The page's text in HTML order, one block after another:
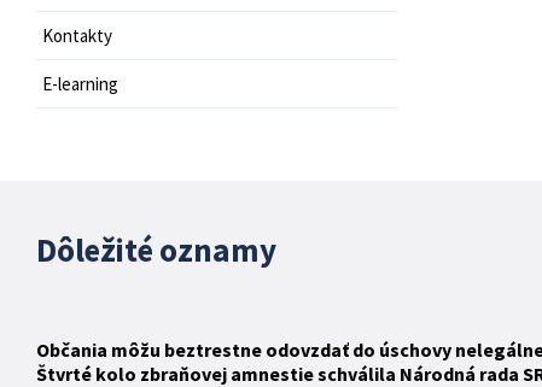
Kontakty
E-learning
Dôležité oznamy
Občania môžu beztrestne odovzdať do úschovy
Štvrté kolo zbraňovej amnestie schválila Národná rada